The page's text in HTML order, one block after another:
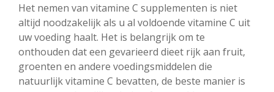
Het nemen van vitamine C supplementen is niet
altijd noodzakelijk als u al voldoende vitamine C uit
uw voeding haalt. Het is belangrijk om te
onthouden dat een gevarieerd dieet rijk aan fruit,
groenten en andere voedingsmiddelen die
natuurlijk vitamine C bevatten, de beste manier is